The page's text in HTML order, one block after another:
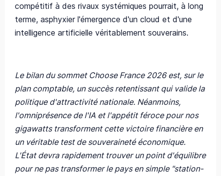
compétitif à des rivaux systémiques pourrait, à long
terme, asphyxier l'émergence d'un cloud et d'une
intelligence artificielle véritablement souverains.
Le bilan du sommet Choose France 2026 est, sur le
plan comptable, un succès retentissant qui valide la
politique d'attractivité nationale. Néanmoins,
l'omniprésence de l'IA et l'appétit féroce pour nos
gigawatts transforment cette victoire financière en
un véritable test de souveraineté économique.
L'État devra rapidement trouver un point d'équilibre
pour ne pas transformer le pays en simple "station-